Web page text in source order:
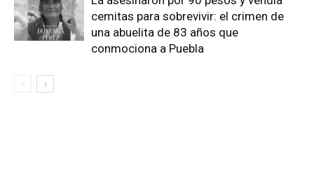
cemitas para sobrevivir: el crimen de
una abuelita de 83 años que
conmociona a Puebla